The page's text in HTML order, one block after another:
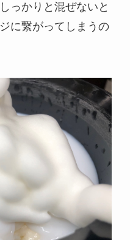
っかりと混ぜないと
に繋がってしまうの